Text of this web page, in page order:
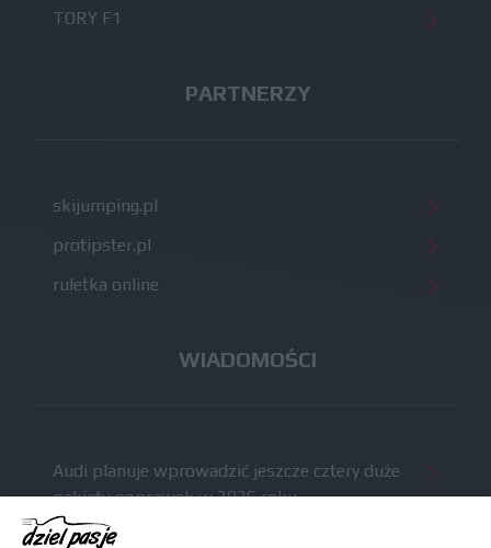
TORY F1
PARTNERZY
skijumping.pl
protipster.pl
ruletka online
WIADOMOŚCI
Audi planuje wprowadzić jeszcze cztery duże
pakiety poprawek w 2026 roku
Gasly dołączył do krytyki obecnych